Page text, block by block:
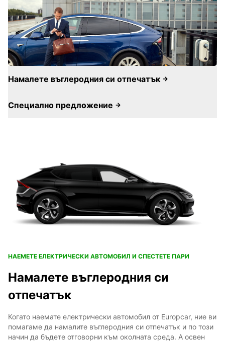
Намалете въглеродния си отпечатък
Специално предложение
НАЕМЕТЕ ЕЛЕКТРИЧЕСКИ АВТОМОБИЛ И СПЕСТЕТЕ ПАРИ
Намалете въглеродния си
отпечатък
Когато наемате електрически автомобил от Europcar, ние ви
помагаме да намалите въглеродния си отпечатък и по този
начин да бъдете отговорни към околната среда. А освен